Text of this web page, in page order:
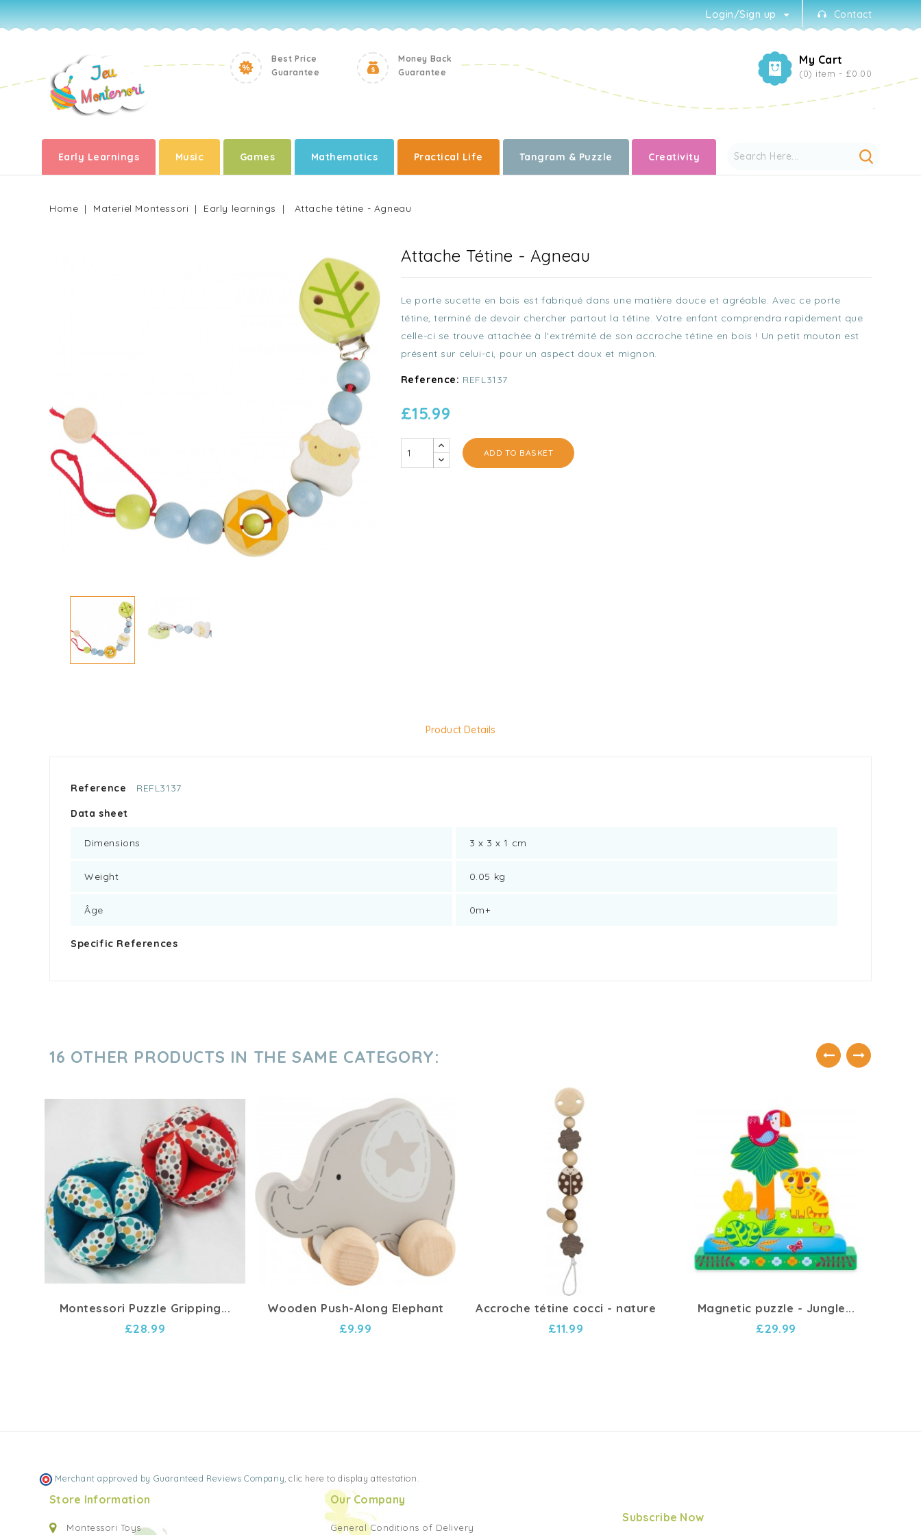
Contact
Login/Sign up
My Cart
(0) item - £0.00
Best Price
Guarantee
Money Back
Guarantee
Early Learnings Music Games Mathematics Practical Life Tangram & Puzzle Creativity
Home Materiel Montessori Early learnings Attache tétine - Agneau
Attache Tétine - Agneau
Le porte sucette en bois est fabriqué dans une matière douce et agréable. Avec ce porte
tétine, terminé de devoir chercher partout la tétine. Votre enfant comprendra rapidement que
celle-ci se trouve attachée à l'extrémité de son accroche tétine en bois ! Un petit mouton est
présent sur celui-ci, pour un aspect doux et mignon.
Reference: REFL3137
£15.99
ADD TO BASKET
Product Details
Reference REFL3137
Data sheet
Dimensions 3 x 3 x 1 cm
Weight 0.05 kg
Âge 0m+
Specific References
16 OTHER PRODUCTS IN THE SAME CATEGORY:
Montessori Puzzle Gripping...
£28.99
Wooden Push-Along Elephant
£9.99
Accroche tétine cocci - nature
£11.99
Magnetic puzzle - Jungle...
£29.99
Merchant approved by Guaranteed Reviews Company,clic here to display attestation.
Subscribe Now
Store Information
Montessori Toys
Our Company
General Conditions of Delivery